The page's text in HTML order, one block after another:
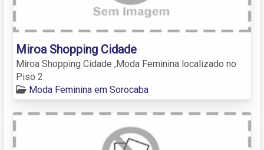
Miroa Shopping Cidade
Miroa Shopping Cidade ,Moda Feminina localizado no
Piso 2
Moda Feminina em Sorocaba